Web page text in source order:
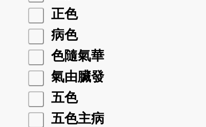
正色
病色
色隨氣華
氣由臟發
五色
五色主病